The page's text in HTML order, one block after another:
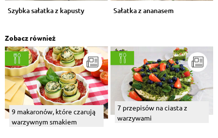
Szybka sałatka z kapusty Sałatka z ananasem
Zobacz również
9 makaronów, które czarują
warzywnym smakiem
7 przepisów na ciasta z
warzywami